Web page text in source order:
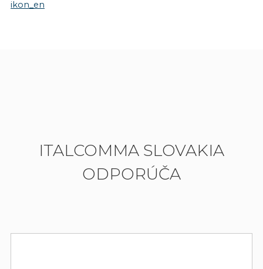
ikon_en
ITALCOMMA SLOVAKIA
ODPORÚČA